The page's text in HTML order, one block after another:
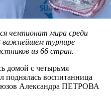
чемпионат мира среди
важнейшем турнире
из 66 стран.
домой с четырьмя
поднялась воспитанница
Александра ПЕТРОВА